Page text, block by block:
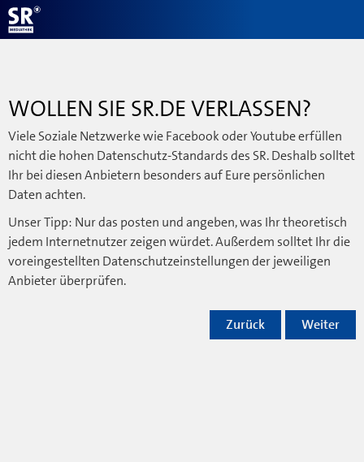
WOLLEN SIE SR.DE VERLASSEN?
Viele Soziale Netzwerke wie Facebook oder Youtube erfüllen
nicht die hohen Datenschutz-Standards des SR. Deshalb solltet
Ihr bei diesen Anbietern besonders auf Eure persönlichen
Daten achten.
Unser Tipp: Nur das posten und angeben, was Ihr theoretisch
jedem Internetnutzer zeigen würdet. Außerdem solltet Ihr die
voreingestellten Datenschutzeinstellungen der jeweiligen
Anbieter überprüfen.
Weiter
Zurück